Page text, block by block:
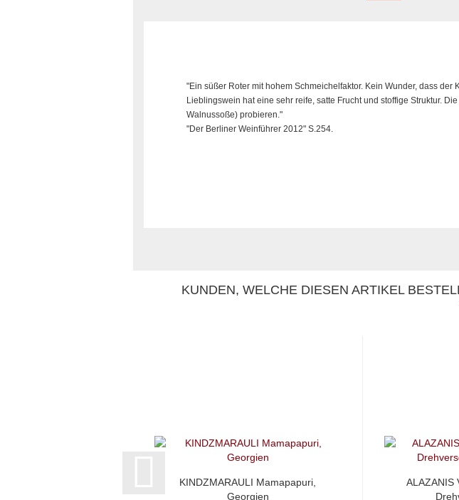
"Ein süßer Roter mit hohem Schmeichelfaktor. Kein Wunder, dass
Lieblingswein hat eine sehr reife, satte Frucht und stoffige Struktur.
Walnussoße) probieren."
"Der Berliner Weinführer 2012" S.254.
KUNDEN, WELCHE DIESEN ARTIKEL
KINDZMARAULI Mamapapuri,
Georgien
ALAZANIS